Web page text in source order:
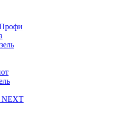
NEXT